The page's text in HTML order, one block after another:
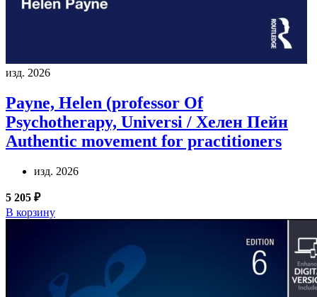
изд. 2026
Payne, Helen (professor Of
Psychotherapy, Universi / Хелен Пейн
Authentic movement for practitioners
изд. 2026
5 205 ₽
В корзину